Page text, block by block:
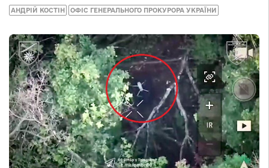
АНДРІЙ КОСТІН ОФІС ГЕНЕРАЛЬНОГО ПРОКУРОРА УКРАЇНИ